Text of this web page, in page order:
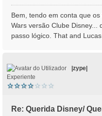
e
n
s
g
Bem, tendo em conta que
Wars versão Clube
passo lógico. That and
|zype|
Experiente
Re: Querida Disney/